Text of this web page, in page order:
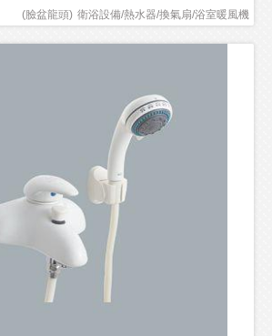
衛浴設備/熱水器/換氣扇/浴室暖風機
(臉盆龍頭)